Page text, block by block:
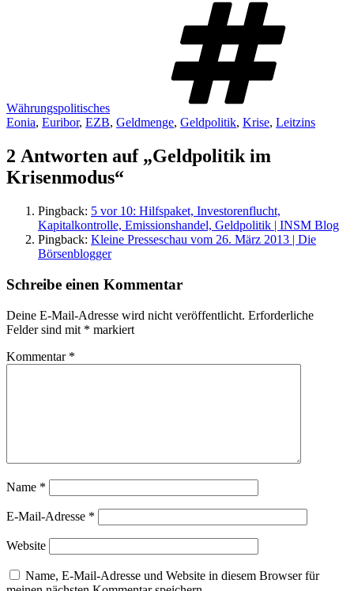
Währungspolitisches
Eonia, Euribor, EZB, Geldmenge, Geldpolitik, Krise, Leitzins
2 Antworten auf „Geldpolitik im
Krisenmodus“
Pingback: 5 vor 10: Hilfspaket, Investorenflucht,
Kapitalkontrolle, Emissionshandel, Geldpolitik | INSM Blog
Pingback: Kleine Presseschau vom 26. März 2013 | Die
Börsenblogger
Schreibe einen Kommentar
Deine E-Mail-Adresse wird nicht veröffentlicht. Erforderliche
Felder sind mit * markiert
Kommentar *
Name *
E-Mail-Adresse *
Website
Name, E-Mail-Adresse und Website in diesem Browser für